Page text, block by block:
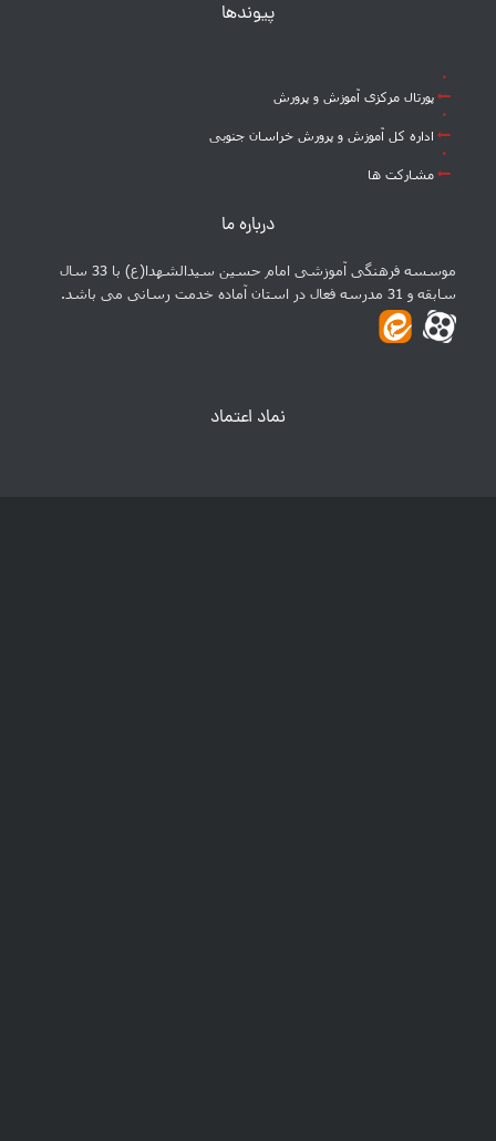
پیوندها
پورتال مرکزی آموزش و پرورش
اداره کل آموزش و پرورش خراسان جنوبی
مشارکت ها
درباره ما
موسسه فرهنگی آموزشی امام حسین سیدالشهدا(ع) با 33 سال
سابقه و 31 مدرسه فعال در استان آماده خدمت رسانی می باشد.
نماد اعتماد